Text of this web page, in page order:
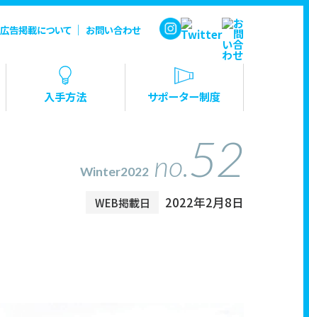
入手方法 サポーター制度
広告掲載について｜ お問い合わせ
Winter2022 no.52
WEB掲載日 2022年2月8日